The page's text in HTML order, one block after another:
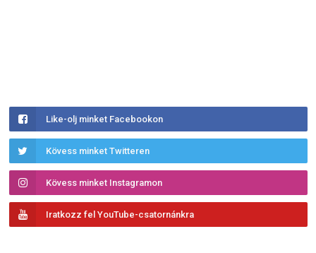
Like-olj minket Facebookon
Kövess minket Twitteren
Kövess minket Instagramon
Iratkozz fel YouTube-csatornánkra